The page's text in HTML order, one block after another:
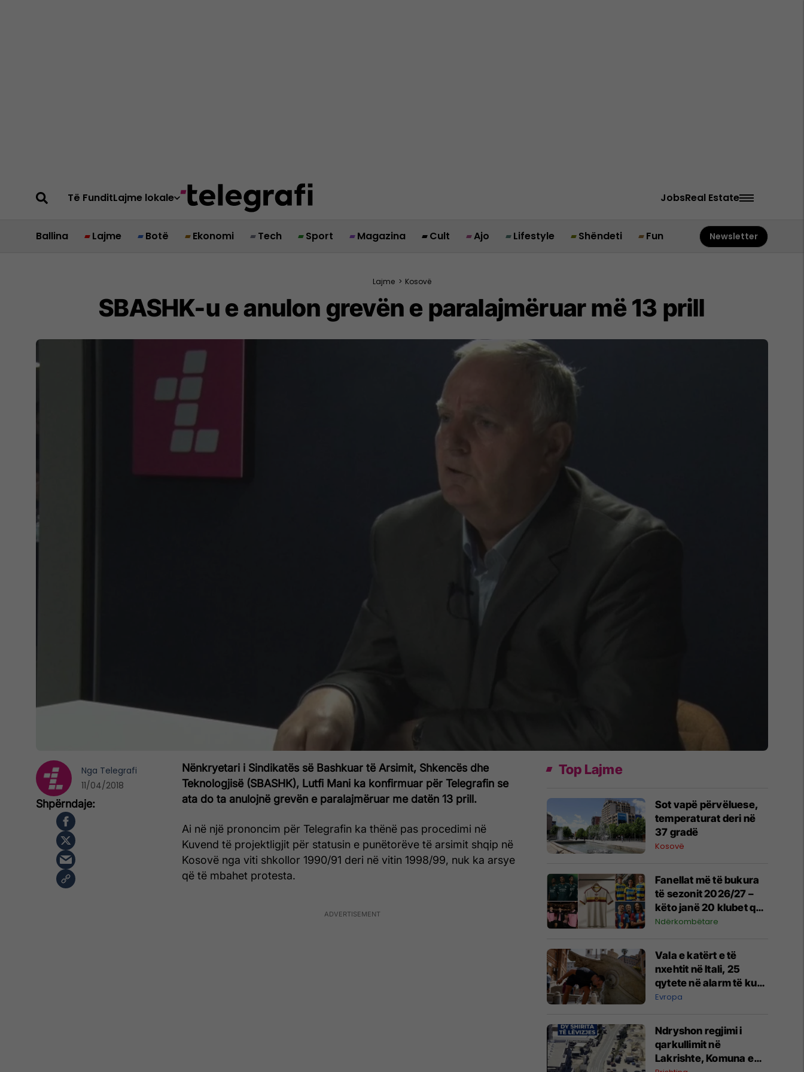
Të FunditLajme lokale JobsReal Estate
Ballina Lajme Botë Ekonomi Tech Sport Magazina Cult Ajo Lifestyle Shëndeti Fun Newsletter
Lajme > Kosovë
SBASHK-u e anulon grevën e paralajmëruar më 13 prill
Nënkryetari i Sindikatës së Bashkuar të Arsimit, Shkencës dhe
Teknologjisë (SBASHK), Lutfi Mani ka konfirmuar për Telegrafin se
ata do ta anulojnë grevën e paralajmëruar me datën 13 prill.
Ai në një prononcim për Telegrafin ka thënë pas procedimi në
Kuvend të projektligjit për statusin e punëtorëve të arsimit shqip në
Kosovë nga viti shkollor 1990/91 deri në vitin 1998/99, nuk ka arsye
që të mbahet protesta.
Nga Telegrafi
11/04/2018
Top Lajme
Sot vapë përvëluese,
temperaturat deri në
37 gradë
Kosovë
Fanellat më të bukura
të sezonit 2026/27 –
këto janë 20 klubet që
spikatën me dizajnin e
Ndërkombëtare
Vala e katërt e të
nxehtit në Itali, 25
qytete në alarm të kuq
- probleme me
Evropa
Ndryshon regjimi i
qarkullimit në
Lakrishte, Komuna e